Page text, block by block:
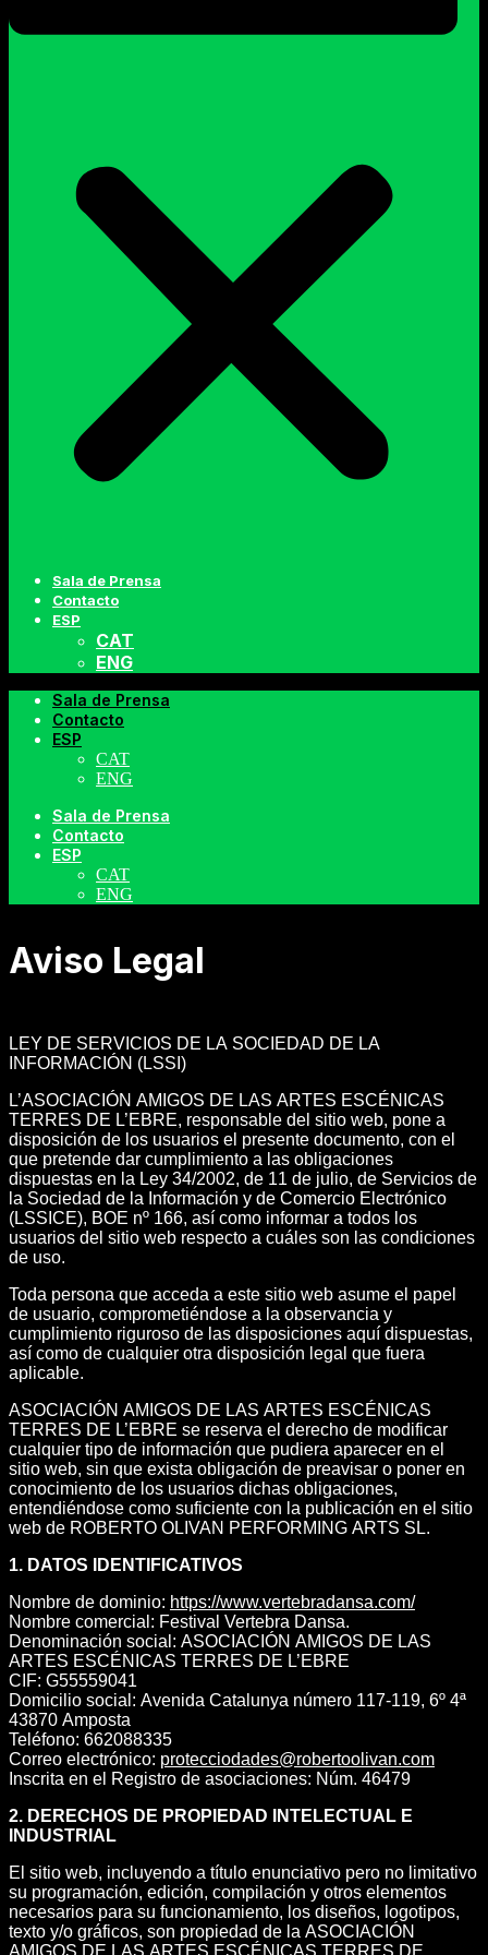
Sala de Prensa
Contacto
ESP
CAT
ENG
Sala de Prensa
Contacto
ESP
CAT
ENG
Sala de Prensa
Contacto
ESP
CAT
ENG
Aviso Legal
LEY DE SERVICIOS DE LA SOCIEDAD DE LA
INFORMACIÓN (LSSI)
L’ASOCIACIÓN AMIGOS DE LAS ARTES ESCÉNICAS
TERRES DE L’EBRE, responsable del sitio web, pone a
disposición de los usuarios el presente documento, con el
que pretende dar cumplimiento a las obligaciones
dispuestas en la Ley 34/2002, de 11 de julio, de Servicios de
la Sociedad de la Información y de Comercio Electrónico
(LSSICE), BOE nº 166, así como informar a todos los
usuarios del sitio web respecto a cuáles son las condiciones
de uso.
Toda persona que acceda a este sitio web asume el papel
de usuario, comprometiéndose a la observancia y
cumplimiento riguroso de las disposiciones aquí dispuestas,
así como de cualquier otra disposición legal que fuera
aplicable.
ASOCIACIÓN AMIGOS DE LAS ARTES ESCÉNICAS
TERRES DE L’EBRE se reserva el derecho de modificar
cualquier tipo de información que pudiera aparecer en el
sitio web, sin que exista obligación de preavisar o poner en
conocimiento de los usuarios dichas obligaciones,
entendiéndose como suficiente con la publicación en el sitio
web de ROBERTO OLIVAN PERFORMING ARTS SL.
1. DATOS IDENTIFICATIVOS
Nombre de dominio: https://www.vertebradansa.com/
Nombre comercial: Festival Vertebra Dansa.
Denominación social: ASOCIACIÓN AMIGOS DE LAS
ARTES ESCÉNICAS TERRES DE L’EBRE
CIF: G55559041
Domicilio social: Avenida Catalunya número 117-119, 6º 4ª
43870 Amposta
Teléfono: 662088335
Correo electrónico: protecciodades@robertoolivan.com
Inscrita en el Registro de asociaciones: Núm. 46479
2. DERECHOS DE PROPIEDAD INTELECTUAL E
INDUSTRIAL
El sitio web, incluyendo a título enunciativo pero no limitativo
su programación, edición, compilación y otros elementos
necesarios para su funcionamiento, los diseños, logotipos,
texto y/o gráficos, son propiedad de la ASOCIACIÓN
AMIGOS DE LAS ARTES ESCÉNICAS TERRES DE